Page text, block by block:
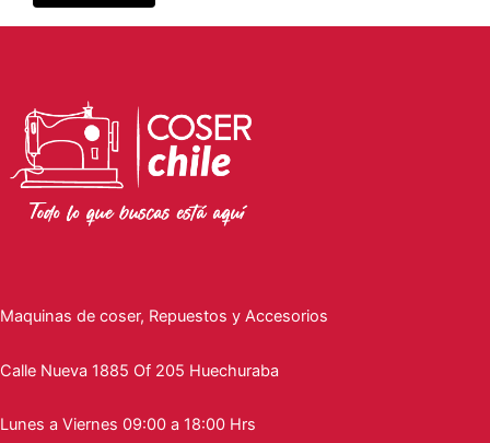
Maquinas de coser, Repuestos y Accesorios
Calle Nueva 1885 Of 205 Huechuraba
Lunes a Viernes 09:00 a 18:00 Hrs